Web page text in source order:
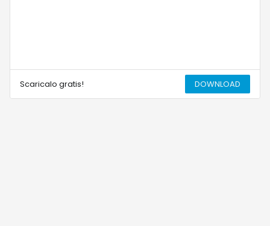
Scaricalo gratis! DOWNLOAD